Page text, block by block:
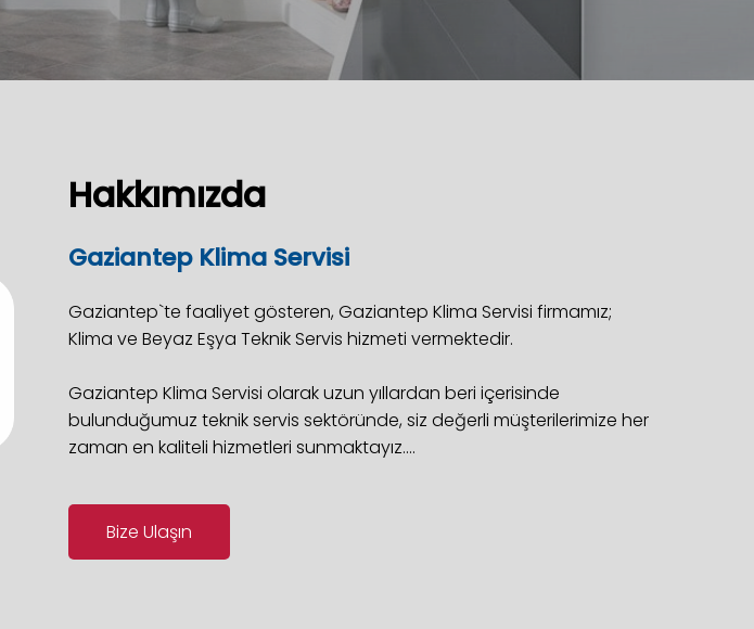
Hakkımızda
Gaziantep Klima Servisi
Gaziantep`te faaliyet gösteren, Gaziantep Klima Servisi firmamız;
Klima ve Beyaz Eşya Teknik Servis hizmeti vermektedir.
Gaziantep Klima Servisi olarak uzun yıllardan beri içerisinde
bulunduğumuz teknik servis sektöründe, siz değerli müşterilerimize her
zaman en kaliteli hizmetleri sunmaktayız....
Bize Ulaşın